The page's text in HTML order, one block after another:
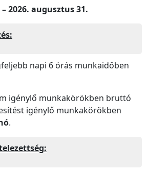
2026. augusztus 31.
napi 6 órás munkaidőben
igénylő munkakörökben bruttó
igénylő munkakörökben
.